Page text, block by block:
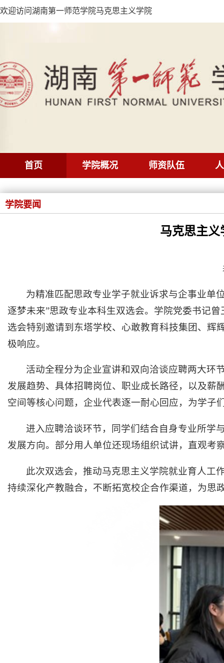
欢迎访问湖南第一师范学院马克思主义学院
首页 学院概况 师资队伍
学院要闻
马克思主义
为精准匹配思政专业学子就业诉求与企事业单
逐梦未来”思政专业本科生双选会。学院党委书记
选会特别邀请到东塔学校、心敢教育科技集团、辉
极响应。
活动全程分为企业宣讲和双向洽谈应聘两大环
发展趋势、具体招聘岗位、职业成长路径，以及薪
空间等核心问题，企业代表逐一耐心回应，为学子
进入应聘洽谈环节，同学们结合自身专业所学
发展方向。部分用人单位还现场组织试讲，直观考
此次双选会，推动马克思主义学院就业育人工
持续深化产教融合，不断拓宽校企合作渠道，为思